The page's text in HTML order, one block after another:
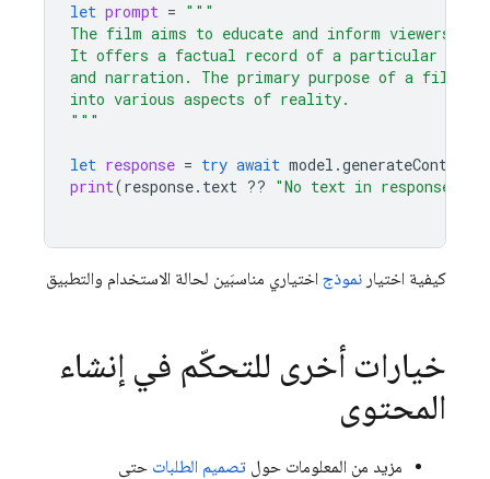
let prompt = """
The film aims to educate and inform viewers
It offers a factual record of a particular
and narration. The primary purpose of a film
into various aspects of reality.
"""
let response = try await model .generateContent
print(response. text ?? "No text in response."
كيفية اختيار نموذج اختياري مناسبَين لحالة الاستخدام والتطبيق
خيارات أخرى للتحكّم في إنشاء
المحتوى
مزيد من المعلومات حول تصميم الطلبات حتى